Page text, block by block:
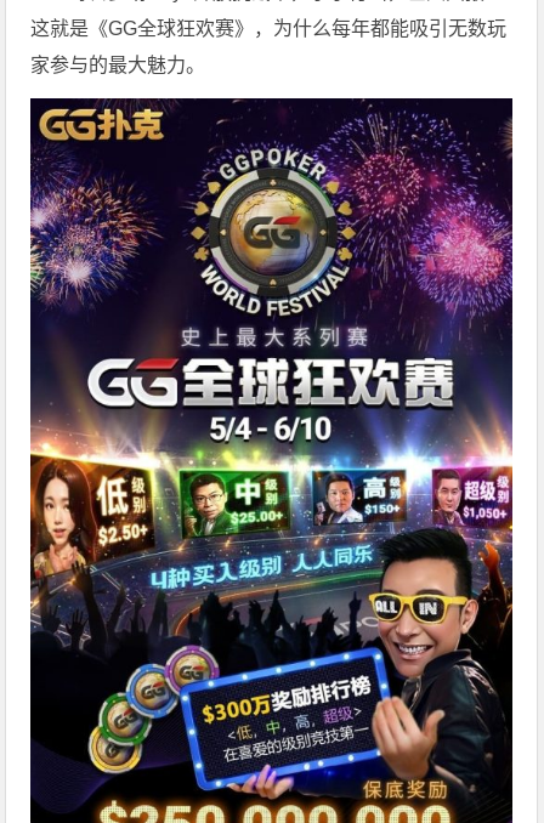
这就是《GG全球狂欢赛》，为什么每年都能吸引无数玩
家参与的最大魅力。